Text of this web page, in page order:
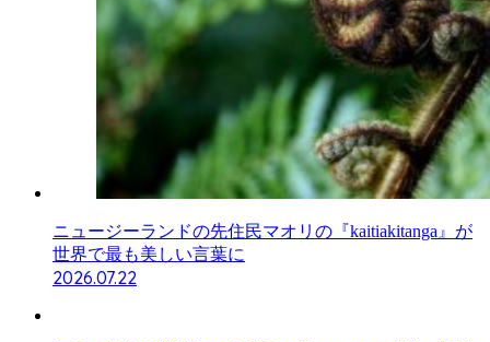
ニュージーランドの先住民マオリの『kaitiakitanga』が
世界で最も美しい言葉に
2026.07.22